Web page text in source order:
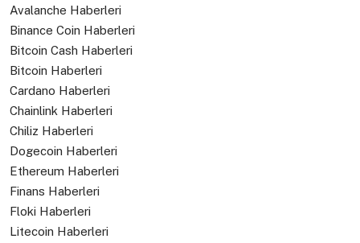
Avalanche Haberleri
Binance Coin Haberleri
Bitcoin Cash Haberleri
Bitcoin Haberleri
Cardano Haberleri
Chainlink Haberleri
Chiliz Haberleri
Dogecoin Haberleri
Ethereum Haberleri
Finans Haberleri
Floki Haberleri
Litecoin Haberleri